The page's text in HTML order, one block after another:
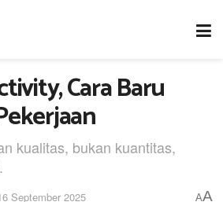
Cara Baru
kualitas, bukan kuantitas,
September 2025 AA